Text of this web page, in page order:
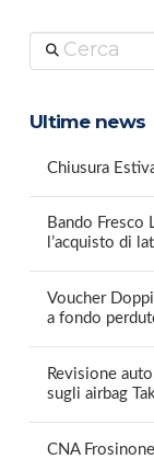
Cerca
Ultime news
Chiusura
Bando Fresco
l’acquisto di
Voucher
a fondo
Revisione
sugli airbag
CNA